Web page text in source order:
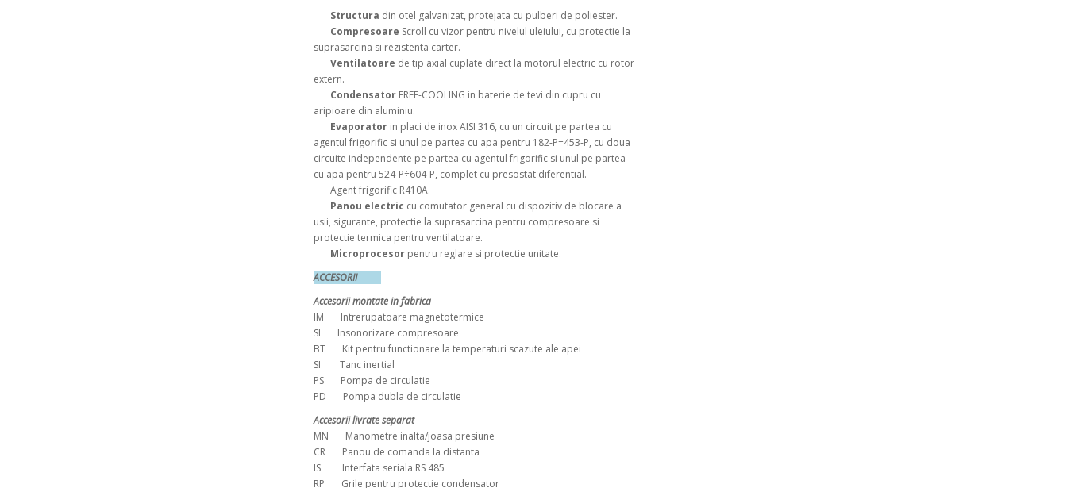
Structura din otel galvanizat, protejata cu pulberi de poliester.
Compresoare Scroll cu vizor pentru nivelul uleiului, cu protectie la
suprasarcina si rezistenta carter.
Ventilatoare de tip axial cuplate direct la motorul electric cu rotor
extern.
Condensator FREE-COOLING in baterie de tevi din cupru cu
aripioare din aluminiu.
Evaporator in placi de inox AISI 316, cu un circuit pe partea cu
agentul frigorific si unul pe partea cu apa pentru 182-P÷453-P, cu doua
circuite independente pe partea cu agentul frigorific si unul pe partea
cu apa pentru 524-P÷604-P, complet cu presostat diferential.
Agent frigorific R410A.
Panou electric cu comutator general cu dispozitiv de blocare a
usii, sigurante, protectie la suprasarcina pentru compresoare si
protectie termica pentru ventilatoare.
Microprocesor pentru reglare si protectie unitate.
ACCESORII
Accesorii montate in fabrica
IM Intrerupatoare magnetotermice
SL Insonorizare compresoare
BT Kit pentru functionare la temperaturi scazute ale apei
SI Tanc inertial
PS Pompa de circulatie
PD Pompa dubla de circulatie
Accesorii livrate separat
MN Manometre inalta/joasa presiune
CR Panou de comanda la distanta
IS Interfata seriala RS 485
RP Grile pentru protectie condensator